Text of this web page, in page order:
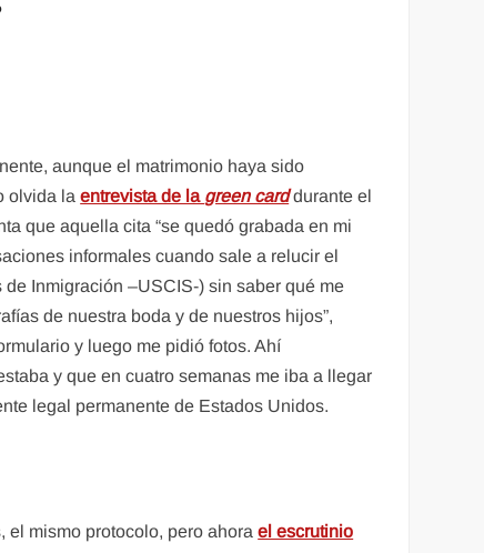
aunque el matrimonio haya sido
olvida laentrevista de la green carddurante el
que aquella cita “se quedó grabada en mi
informales cuando sale a relucir el
Inmigración –USCIS-) sin saber qué me
de nuestra boda y de nuestros hijos”,
y luego me pidió fotos. Ahí
y que en cuatro semanas me iba a llegar
legal permanente de Estados Unidos.
el mismo protocolo, pero ahorael escrutinio